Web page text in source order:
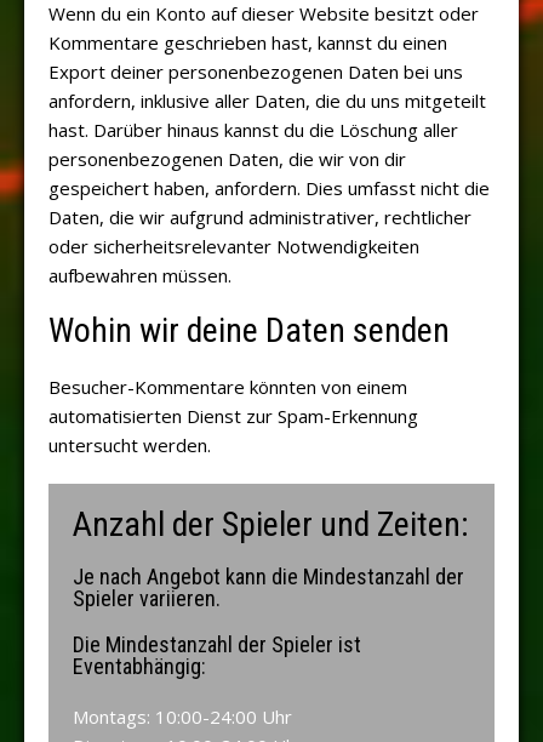
Wenn du ein Konto auf dieser Website besitzt oder
Kommentare geschrieben hast, kannst du einen
Export deiner personenbezogenen Daten bei uns
anfordern, inklusive aller Daten, die du uns mitgeteilt
hast. Darüber hinaus kannst du die Löschung aller
personenbezogenen Daten, die wir von dir
gespeichert haben, anfordern. Dies umfasst nicht die
Daten, die wir aufgrund administrativer, rechtlicher
oder sicherheitsrelevanter Notwendigkeiten
aufbewahren müssen.
Wohin wir deine Daten senden
Besucher-Kommentare könnten von einem
automatisierten Dienst zur Spam-Erkennung
untersucht werden.
Anzahl der Spieler und Zeiten:
Je nach Angebot kann die Mindestanzahl der
Spieler variieren.
Die Mindestanzahl der Spieler ist
Eventabhängig:
Montags: 10:00-24:00 Uhr